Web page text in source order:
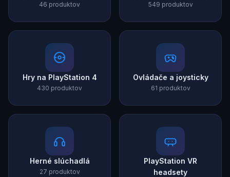
46 produktov 549 produktov
Hry na PlayStation 4
430 produktov
Ovládače a joysticky
61 produktov
Herné slúchadlá
27 produktov
PlayStation VR
headsety